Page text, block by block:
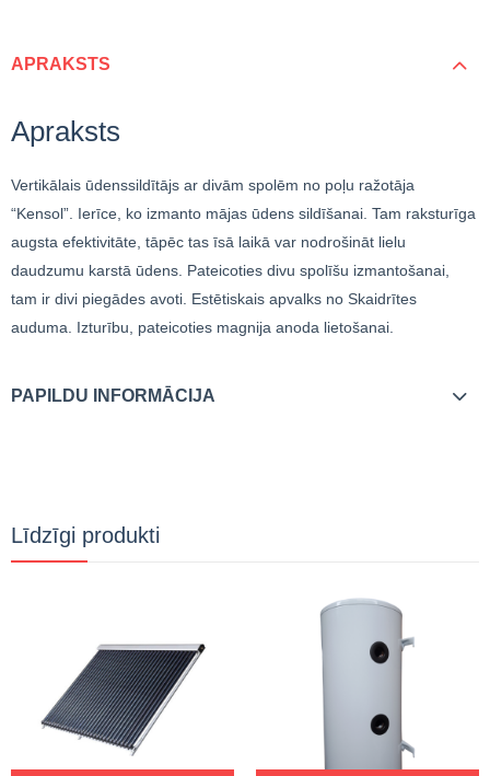
APRAKSTS
Apraksts
Vertikālais ūdenssildītājs ar divām spolēm no poļu ražotāja
“Kensol”. Ierīce, ko izmanto mājas ūdens sildīšanai. Tam raksturīga
augsta efektivitāte, tāpēc tas īsā laikā var nodrošināt lielu
daudzumu karstā ūdens. Pateicoties divu spolīšu izmantošanai,
tam ir divi piegādes avoti. Estētiskais apvalks no Skaidrītes
auduma. Izturību, pateicoties magnija anoda lietošanai.
PAPILDU INFORMĀCIJA
Līdzīgi produkti